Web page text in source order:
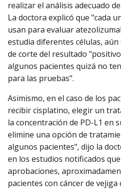
realizar el análisis adecuado
La doctora explicó que "cada
usan para evaluar
estudia diferentes células,
de corte del resultado
algunos pacientes quizá no
para las pruebas".
Asimismo, en el caso de los
recibir cisplatino, elegir un
la concentración de PD-L1 en
elimine una opción de
algunos pacientes", dijo la
en los estudios notificados
aprobaciones,
pacientes con cáncer de